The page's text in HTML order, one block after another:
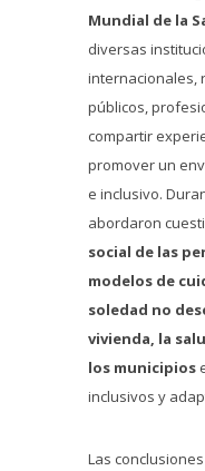
Mundial de la
diversas
internacionales,
públicos,
compartir
promover un
e inclusivo.
abordaron
social de las
modelos de
soledad no
vivienda, la
los municipios
inclusivos y
Las